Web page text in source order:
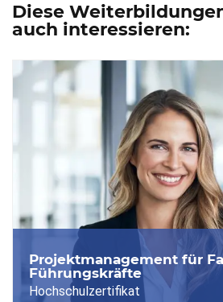
Diese
auch interessieren:
Projektmanagement für
Führungskräfte
Hochschulzertifikat